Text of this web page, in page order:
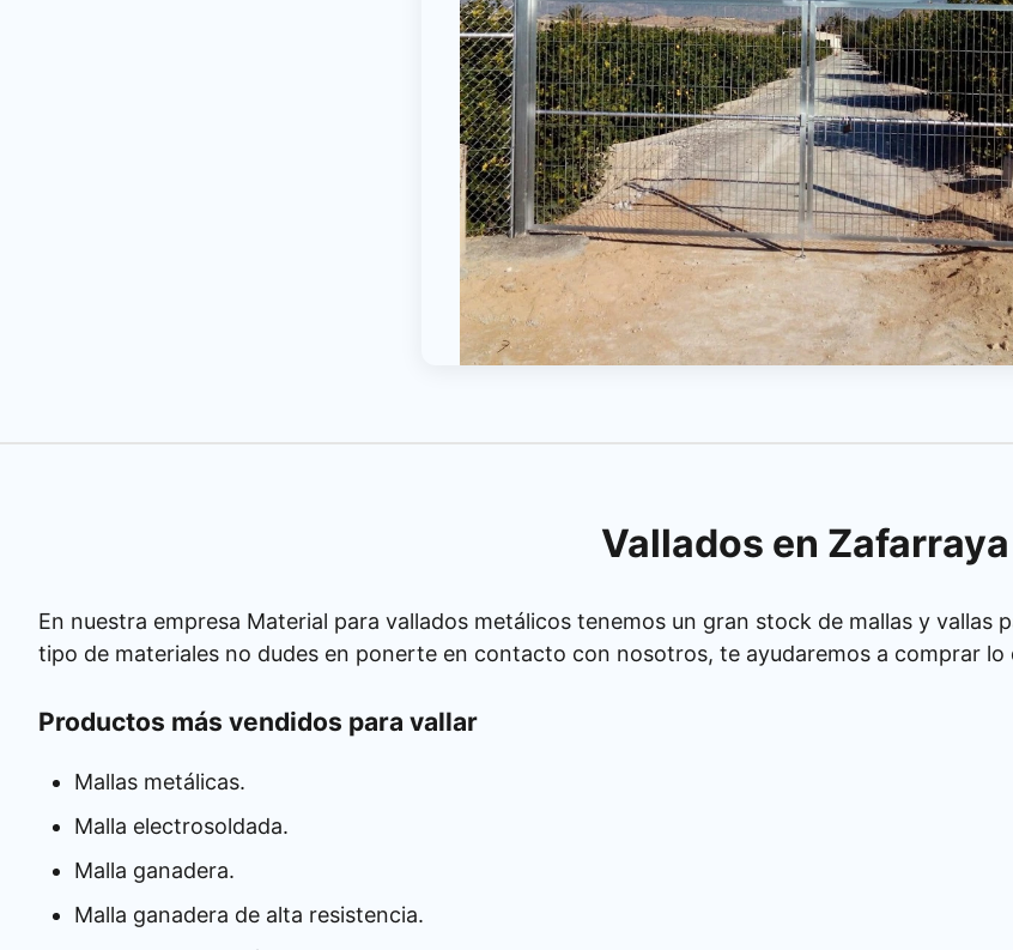
Vallados en Zafarraya
En nuestra empresa Material para vallados metálicos tenemos un gran stock de mallas y vallas
tipo de materiales no dudes en ponerte en contacto con nosotros, te ayudaremos a comprar lo
Productos más vendidos para vallar
Mallas metálicas.
Malla electrosoldada.
Malla ganadera.
Malla ganadera de alta resistencia.